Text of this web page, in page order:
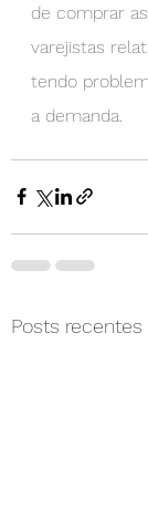
de comprar
varejistas
tendo
a demanda.
Posts recentes